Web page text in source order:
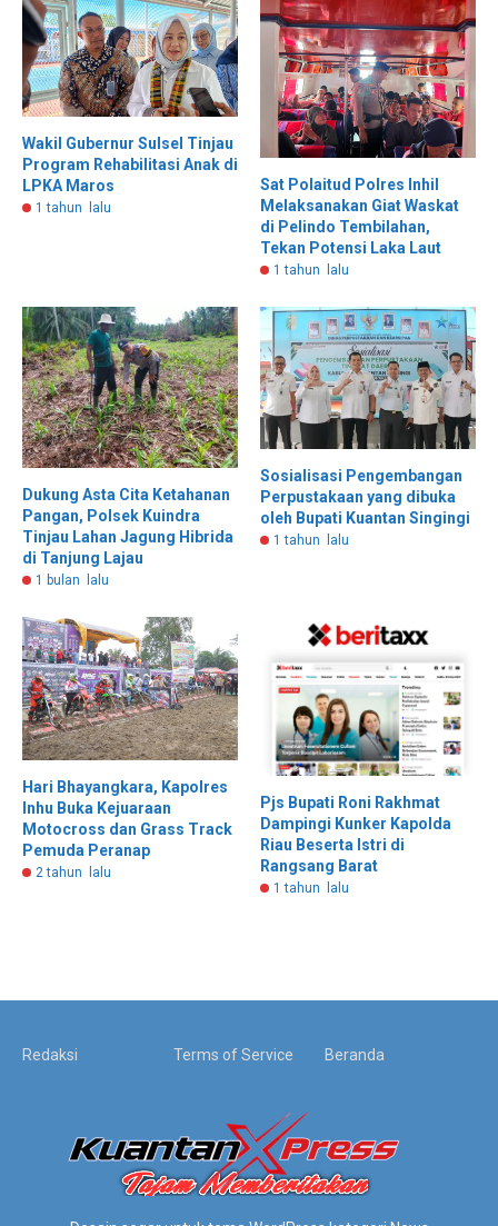
Wakil Gubernur Sulsel Tinjau
Program Rehabilitasi Anak di
LPKA Maros
1 tahun lalu
Sat Polaitud Polres Inhil
Melaksanakan Giat Waskat
di Pelindo Tembilahan,
Tekan Potensi Laka Laut
1 tahun lalu
Dukung Asta Cita Ketahanan
Pangan, Polsek Kuindra
Tinjau Lahan Jagung Hibrida
di Tanjung Lajau
1 bulan lalu
Sosialisasi Pengembangan
Perpustakaan yang dibuka
oleh Bupati Kuantan Singingi
1 tahun lalu
Hari Bhayangkara, Kapolres
Inhu Buka Kejuaraan
Motocross dan Grass Track
Pemuda Peranap
2 tahun lalu
Pjs Bupati Roni Rakhmat
Dampingi Kunker Kapolda
Riau Beserta Istri di
Rangsang Barat
1 tahun lalu
Redaksi Terms of Service Beranda